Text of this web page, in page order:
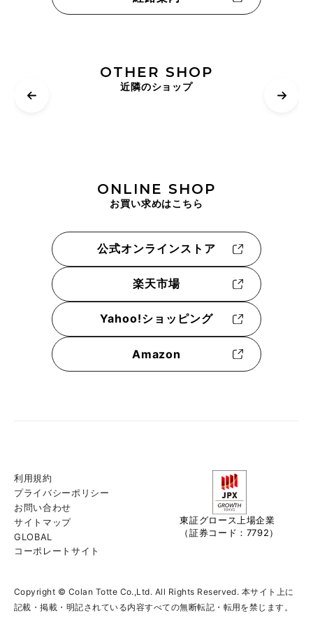
OTHER SHOP
近隣のショップ
ONLINE SHOP
お買い求めはこちら
公式オンラインストア
楽天市場
Yahoo!ショッピング
Amazon
利用規約
プライバシーポリシー
お問い合わせ
サイトマップ
GLOBAL
コーポレートサイト
東証グロース上場企業
（証券コード：7792）
Copyright © Colan Totte Co.,Ltd. All Rights Reserved. 本サイト上に
記載・掲載・明記されている内容すべての無断転記・転用を禁じます。